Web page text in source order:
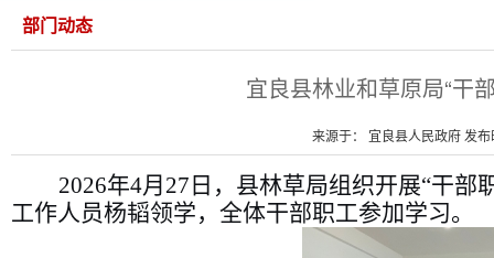
部门动态
宜良县林业和草原局“干
来源于： 宜良县人民政府 发
2026年4月 27 日，县林草局组织开展“干部
工作人员杨韬领学，全体干部职工参加学习。